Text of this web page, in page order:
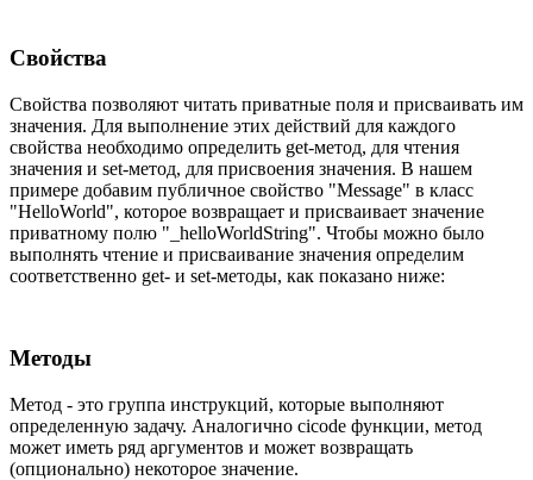
Свойства
Свойства позволяют читать приватные поля и присваивать им
значения. Для выполнение этих действий для каждого
свойства необходимо определить get-метод, для чтения
значения и set-метод, для присвоения значения. В нашем
примере добавим публичное свойство "Message" в класс
"HelloWorld", которое возвращает и присваивает значение
приватному полю "_helloWorldString". Чтобы можно было
выполнять чтение и присваивание значения определим
соответственно get- и set-методы, как показано ниже:
Методы
Метод - это группа инструкций, которые выполняют
определенную задачу. Аналогично cicode функции, метод
может иметь ряд аргументов и может возвращать
(опционально) некоторое значение.